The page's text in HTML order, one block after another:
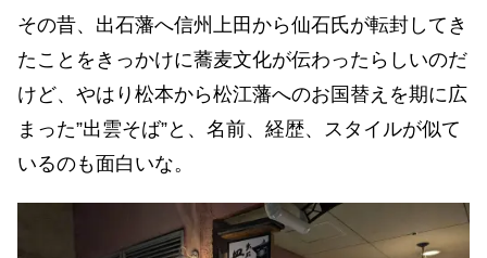
その昔、出石藩へ信州上田から仙石氏が転封してき
たことをきっかけに蕎麦文化が伝わったらしいのだ
けど、やはり松本から松江藩へのお国替えを期に広
まった”出雲そば”と、名前、経歴、スタイルが似て
いるのも面白いな。